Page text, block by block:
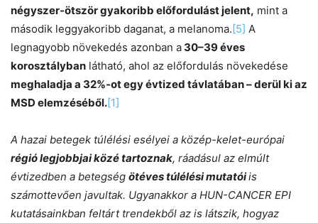
négyszer-ötször gyakoribb előfordulást jelent, mint a
második leggyakoribb daganat, a melanoma. [5] A
legnagyobb növekedés azonban a 30–39 éves
korosztályban látható, ahol az előfordulás növekedése
meghaladja a 32%-ot egy évtized távlatában – derül ki az
MSD elemzéséből.[1]
A hazai betegek túlélési esélyei a közép-kelet-európai
régió legjobbjai közé tartoznak, ráadásul az elmúlt
évtizedben a betegség ötéves túlélési mutatóiis
számottevően javultak. Ugyanakkor a HUN-CANCER EPI
kutatásainkban feltárt trendekből az is látszik, hogyaz